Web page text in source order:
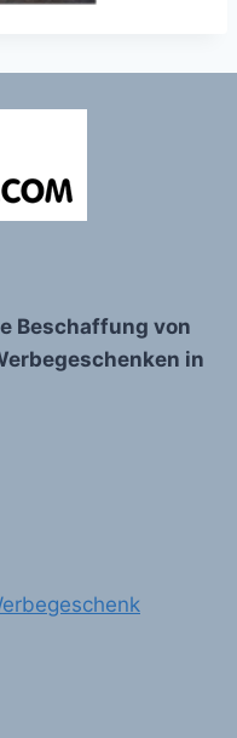
Beschaffung von
in